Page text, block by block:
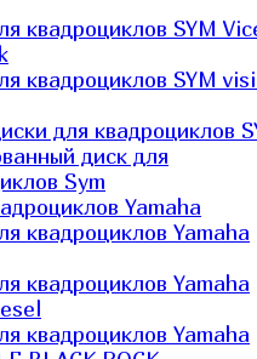
квадроциклов SYM
квадроциклов SYM
для квадроциклов
диск для
Sym
Yamaha
квадроциклов Yamaha
квадроциклов Yamaha
квадроциклов Yamaha